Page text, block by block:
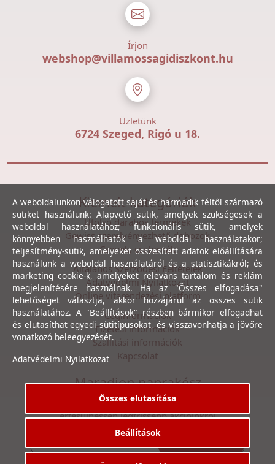
Írjon
webshop@villamossagidiszkont.hu
Üzletünk
6724 Szeged, Rigó u 18.
Kiemelt kategóriák
Utolsó darabos termékek
Gewiss szerelvényezhető dobozok
Csövek, csatornák
Általános Szerződési Feltételek
Adatvédelmi Nyilatkozat
Online vitarendezési platform
Céginformációk
Fizetési információk
Szállítási információk
Kapcsolat
Maradjon naprakész
Íratkozzon fel hírlevelünkre, hogy első kézből
értesülhessen legfrissebb akcióinkról
A weboldalunkon válogatott saját és harmadik féltől származó
sütiket használunk: Alapvető sütik, amelyek szükségesek a
weboldal használatához; funkcionális sütik, amelyek
könnyebben használhatók a weboldal használatakor;
teljesítmény-sütik, amelyeket összesített adatok előállítására
használunk a weboldal használatáról és a statisztikákról; és
marketing cookie-k, amelyeket releváns tartalom és reklám
megjelenítésére használnak. Ha az "Összes elfogadása"
lehetőséget választja, akkor hozzájárul az összes sütik
használatához. A "Beállítások" részben bármikor elfogadhat
és elutasíthat egyedi sütitípusokat, és visszavonhatja a jövőre
vonatkozó beleegyezését.
Adatvédelmi Nyilatkozat
Összes elutasítása
Beállítások